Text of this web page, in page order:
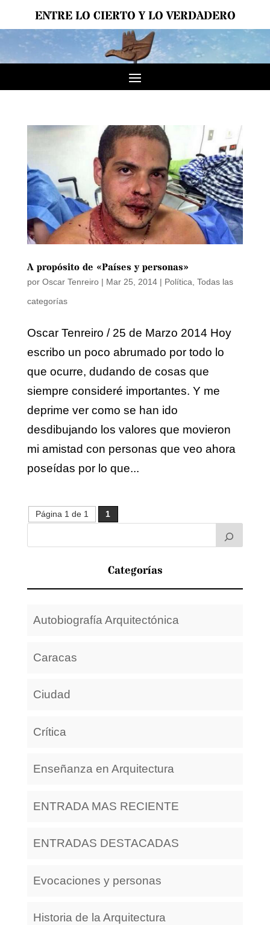
ENTRE LO CIERTO Y LO VERDADERO
A propósito de «Países y personas»
por Oscar Tenreiro| Mar 25, 2014| Política, Todas las
categorías
Oscar Tenreiro / 25 de Marzo 2014 Hoy
escribo un poco abrumado por todo lo
que ocurre, dudando de cosas que
siempre consideré importantes. Y me
deprime ver como se han ido
desdibujando los valores que movieron
mi amistad con personas que veo ahora
poseídas por lo que...
Página 1 de 1 1
Categorías
Autobiografía Arquitectónica
Caracas
Ciudad
Crítica
Enseñanza en Arquitectura
ENTRADA MAS RECIENTE
ENTRADAS DESTACADAS
Evocaciones y personas
Historia de la Arquitectura